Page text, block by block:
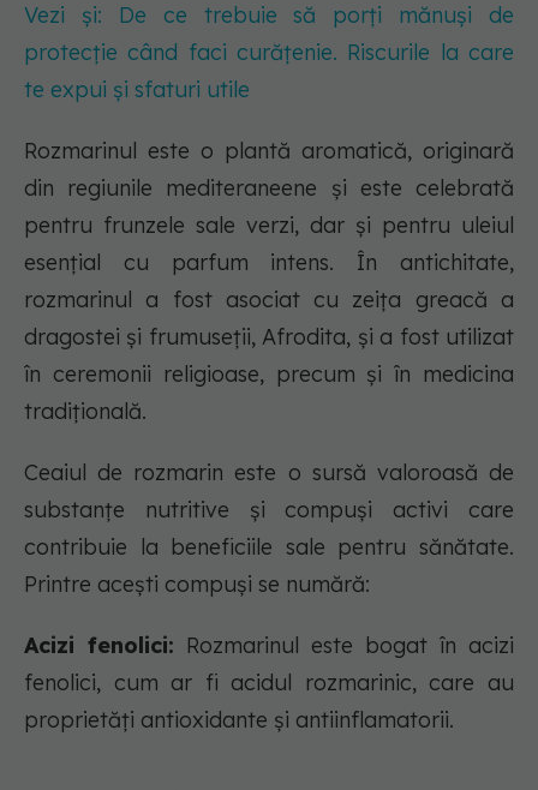
Vezi și: De ce trebuie să porți mănuși de
protecție când faci curățenie. Riscurile la care
te expui și sfaturi utile
Rozmarinul este o plantă aromatică, originară
din regiunile mediteraneene și este celebrată
pentru frunzele sale verzi, dar și pentru uleiul
esențial cu parfum intens. În antichitate,
rozmarinul a fost asociat cu zeița greacă a
dragostei și frumuseții, Afrodita, și a fost utilizat
în ceremonii religioase, precum și în medicina
tradițională.
Ceaiul de rozmarin este o sursă valoroasă de
substanțe nutritive și compuși activi care
contribuie la beneficiile sale pentru sănătate.
Printre acești compuși se numără:
Acizi fenolici: Rozmarinul este bogat în acizi
fenolici, cum ar fi acidul rozmarinic, care au
proprietăți antioxidante și antiinflamatorii.